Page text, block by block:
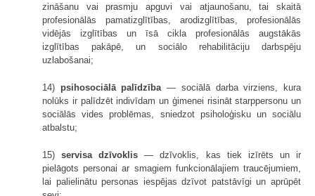
zināšanu vai prasmju apguvi vai atjaunošanu, tai skaitā
profesionālās pamatizglītības, arodizglītības, profesionālās
vidējās izglītības un īsā cikla profesionālās augstākās
izglītības pakāpē, un sociālo rehabilitāciju darbspēju
uzlabošanai;
14) psihosociālā palīdzība — sociālā darba virziens, kura
nolūks ir palīdzēt indivīdam un ģimenei risināt starppersonu un
sociālās vides problēmas, sniedzot psiholoģisku un sociālu
atbalstu;
15)servisa dzīvoklis — dzīvoklis, kas tiek izīrēts un ir
pielāgots personai ar smagiem funkcionālajiem traucējumiem,
lai palielinātu personas iespējas dzīvot patstāvīgi un aprūpēt